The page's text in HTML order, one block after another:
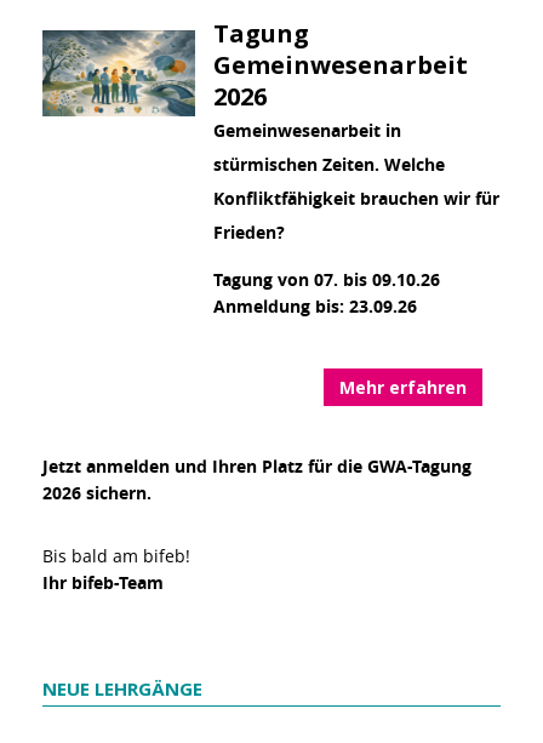
Tagung
Gemeinwesenarbeit
2026
Gemeinwesenarbeit in
stürmischen Zeiten. Welche
Konfliktfähigkeit brauchen wir für
Frieden?
Tagung von 07. bis 09.10.26
Anmeldung bis: 23.09.26
Mehr erfahren
Jetzt anmelden und Ihren Platz für die GWA-Tagung
2026 sichern.
Bis bald am bifeb!
Ihr bifeb-Team
NEUE LEHRGÄNGE